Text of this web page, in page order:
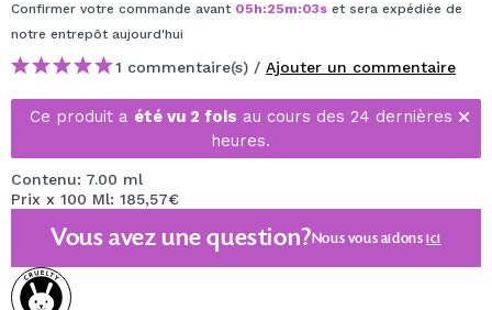
Confirmer votre commande avant 05h:25m:03s et sera expédiée de
notre entrepôt aujourd'hui
1 commentaire(s) / Ajouter un commentaire
Ce produit a été vu 2 fois au cours des 24 dernières
heures.
Contenu: 7.00 ml
Prix x 100 Ml: 185,57€
Vous avez une question?Nous vous aidonsici